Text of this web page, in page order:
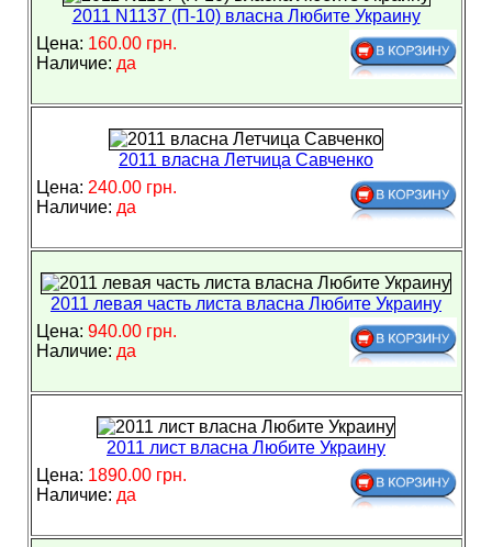
2011 N1137 (П-10) власна Любите Украину
Цена: 160.00 грн.
Наличие: да
2011 власна Летчица Савченко
Цена: 240.00 грн.
Наличие: да
2011 левая часть листа власна Любите Украину
Цена: 940.00 грн.
Наличие: да
2011 лист власна Любите Украину
Цена: 1890.00 грн.
Наличие: да